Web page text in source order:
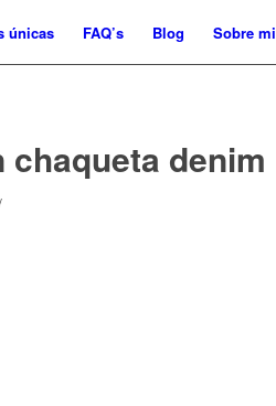
únicas FAQ’s Blog Sobre mi
denim